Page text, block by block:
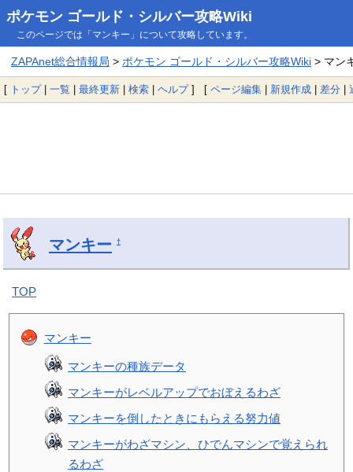
ポケモン ゴールド・シルバー攻略Wiki
このページでは「マンキー」について攻略しています。
ZAPAnet総合情報局 > ポケモン ゴールド・シルバー攻略Wiki> マン
[ トップ| 一覧 | 最終更新 | 検索 | ヘルプ] [ ページ編集 | 新規作成 | 差分 |
マンキー †
TOP
マンキー
マンキーの種族データ
マンキーがレベルアップでおぼえるわざ
マンキーを倒したときにもらえる努力値
マンキーがわざマシン、ひでんマシンで覚えられ
るわざ